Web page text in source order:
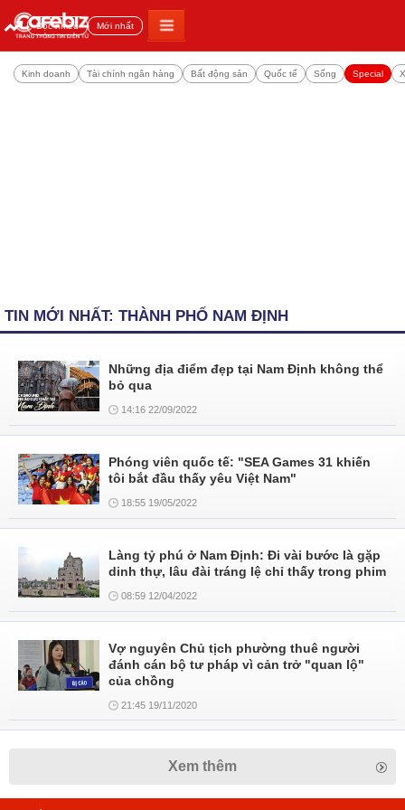
Đọc nhiều Mới nhất
Kinh doanh Tài chính ngân hàng Bất động sản Quốc tế Sống Special
TIN MỚI NHẤT: THÀNH PHỐ NAM ĐỊNH
Những địa điểm đẹp tại Nam Định không thể
bỏ qua
14:16 22/09/2022
Phóng viên quốc tế: "SEA Games 31 khiến
tôi bắt đầu thấy yêu Việt Nam"
18:55 19/05/2022
Làng tỷ phú ở Nam Định: Đi vài bước là gặp
dinh thự, lâu đài tráng lệ chỉ thấy trong phim
08:59 12/04/2022
Vợ nguyên Chủ tịch phường thuê người
đánh cán bộ tư pháp vì cản trở "quan lộ"
của chồng
21:45 19/11/2020
Xem thêm